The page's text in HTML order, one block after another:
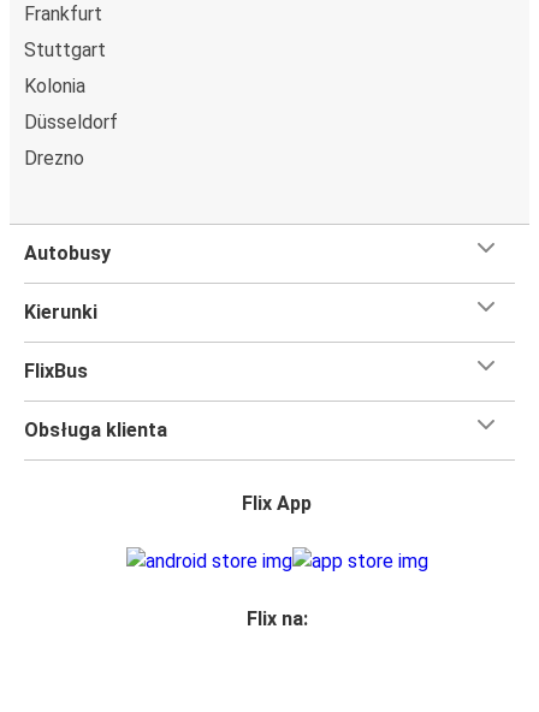
Frankfurt
Stuttgart
Kolonia
Düsseldorf
Drezno
Autobusy
Kierunki
FlixBus
Obsługa klienta
Flix App
Flix na: